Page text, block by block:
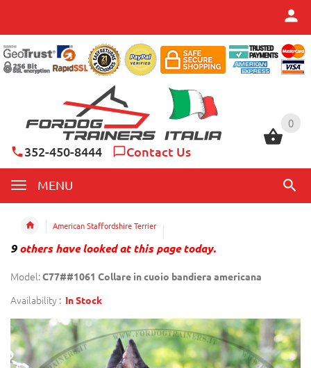
0
352-450-8444 Contact Us
MENU
0
American Staffordshire Terrier
9others have looked at this page today.
Model:C77##1061 Collare in cuoio bandiera americana
Availability : In Stock